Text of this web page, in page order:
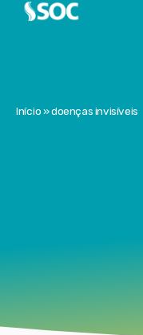
Início»doenças invisíveis